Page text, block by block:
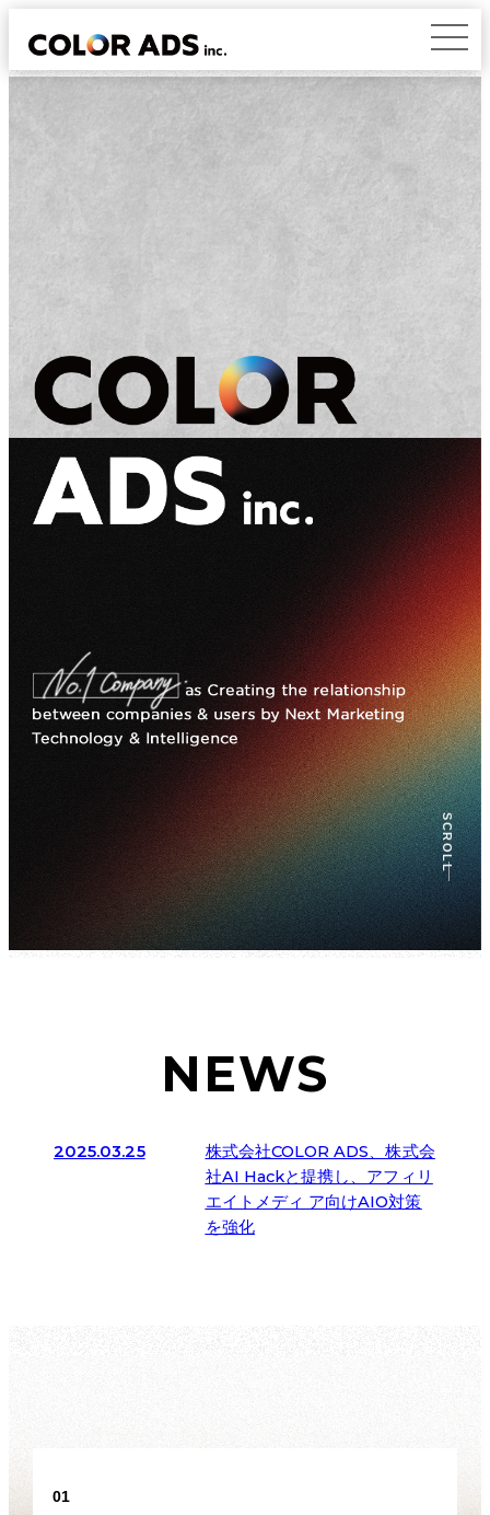
SCROLL
NEWS
2025.03.25
株式会社COLOR ADS、株式会
社AI Hackと提携し、アフィリ
エイトメディ ア向けAIO対策
を強化
01